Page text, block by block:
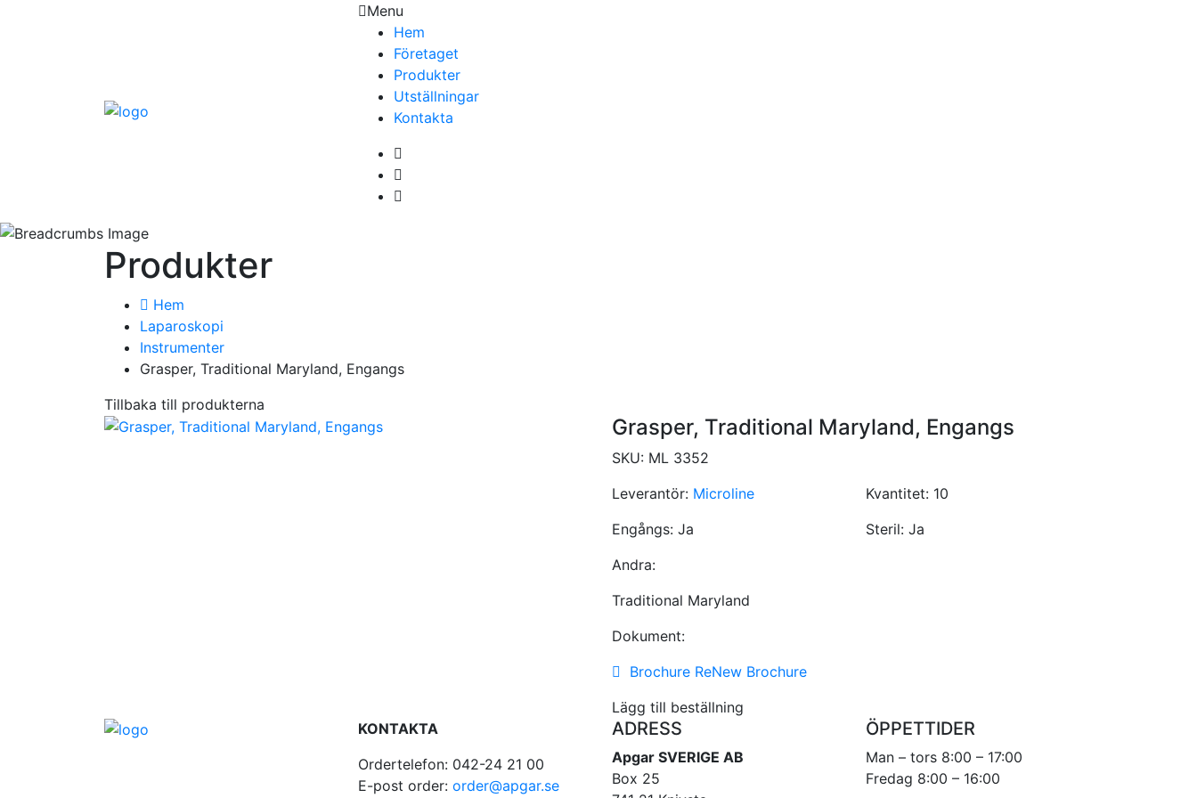
Menu
Hem
Företaget
Produkter
Utställningar
Kontakta
Produkter
Hem
Laparoskopi
Instrumenter
Grasper, Traditional Maryland, Engangs
Tillbaka till produkterna
Grasper, Traditional Maryland, Engangs
SKU: ML 3352
Leverantör: Microline Kvantitet: 10
Engångs: Ja Steril: Ja
Andra:
Traditional Maryland
Dokument:
Brochure ReNew Brochure
Lägg till beställning
KONTAKTA
Ordertelefon: 042-24 21 00
E-post order: order@apgar.se
ADRESS
Apgar SVERIGE AB
Box 25
ÖPPETTIDER
Man – tors 8:00 – 17:00
Fredag 8:00 – 16:00